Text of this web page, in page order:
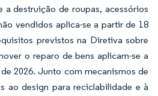
a destruição de roupas, acessórios
vendidos aplica-se a partir de 18
previstos na Diretiva sobre
o reparo de bens aplicam-se a
2026. Junto com mecanismos de
ao design para reciclabilidade e à